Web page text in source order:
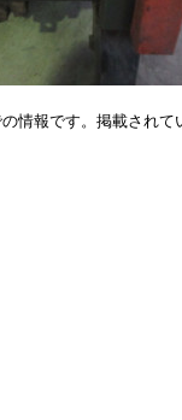
情報です。掲載されて